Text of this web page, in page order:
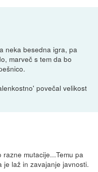
neka besedna igra, pa
marveč s tem da bo
povečal velikost
mutacije...Temu pa
je laž in zavajanje javnosti.